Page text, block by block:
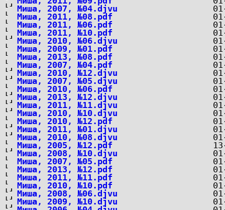
Миша, 2007, №04.djvu
Миша, 2011, №08.pdf
Миша, 2011, №06.pdf
Миша, 2011, №10.pdf
Миша, 2010, №06.djvu
Миша, 2009, №01.pdf
Миша, 2013, №08.pdf
Миша, 2007, №04.pdf
Миша, 2010, №12.djvu
Миша, 2007, №05.djvu
Миша, 2010, №06.pdf
Миша, 2013, №12.djvu
Миша, 2011, №11.djvu
Миша, 2010, №10.djvu
Миша, 2010, №12.pdf
Миша, 2011, №01.djvu
Миша, 2010, №08.djvu
Миша, 2005, №12.pdf
Миша, 2008, №10.djvu
Миша, 2007, №05.pdf
Миша, 2013, №12.pdf
Миша, 2011, №11.pdf
Миша, 2010, №10.pdf
Миша, 2008, №06.djvu
Миша, 2009, №10.djvu